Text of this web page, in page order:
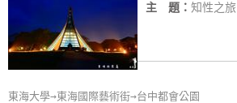
主 題： 知性之旅
東海大學→東海國際藝術街→台中都會公園